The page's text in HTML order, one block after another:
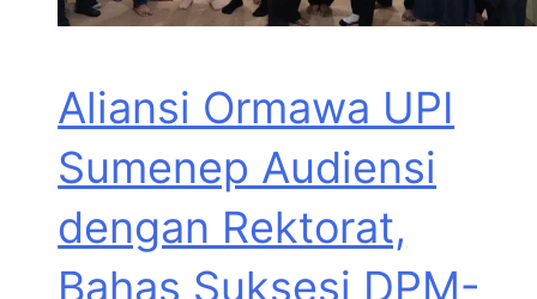
Aliansi Ormawa UPI
Sumenep Audiensi
dengan Rektorat,
Bahas Suksesi DPM-